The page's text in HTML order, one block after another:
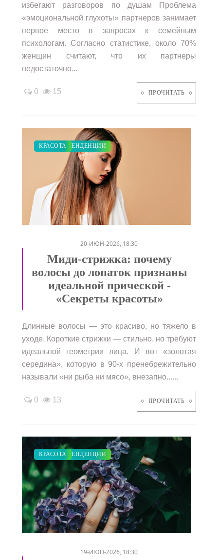
избегают разговоров по душам Проблема
«эмоциональной глухоты» партнеров занимает
первое место в запросах к семейным
психологам. Согласно статистике, около 70%
женщин считают, что их партнеры
недостаточно...
0 15 ПРОЧИТАТЬ
МОДНЫЕ ТЕНДЕНЦИИ
КРАСОТА
20-ИЮН-2026, 18:30
Миди-стрижка: почему
волосы до лопаток признаны
идеальной прической -
«Секреты красоты»
Длинные волосы — это красиво, но тяжело в
уходе. Короткие стрижки — стильно, но требуют
идеальной геометрии лица. И вот «золотая
середина», которую в 90-х пренебрежительно
называли «ни рыба ни мясо», внезапно......
0 13 ПРОЧИТАТЬ
МОДНЫЕ ТЕНДЕНЦИИ
/
КРАСОТА
19-ИЮН-2026, 18:30